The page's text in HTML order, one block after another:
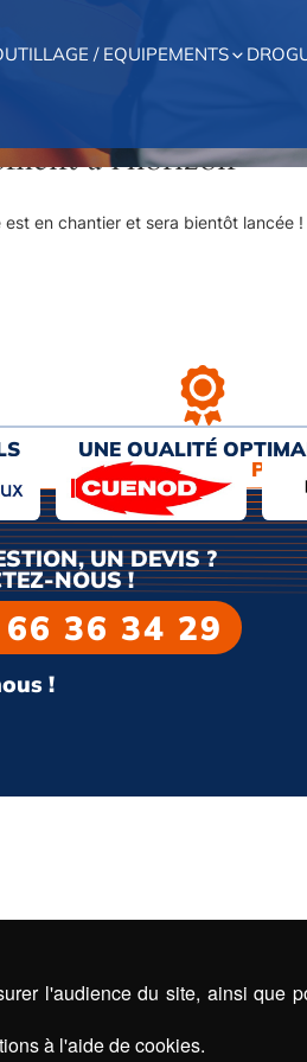
/ EQUIPEMENTS
à l’horizon
en chantier et sera bientôt lancée !
UNE QUALITÉ
AU MEILLEUR PRIX
UN DEVIS ?
NOUS !
36 34 29
!
l'audience du site, ainsi que
à l'aide de cookies.